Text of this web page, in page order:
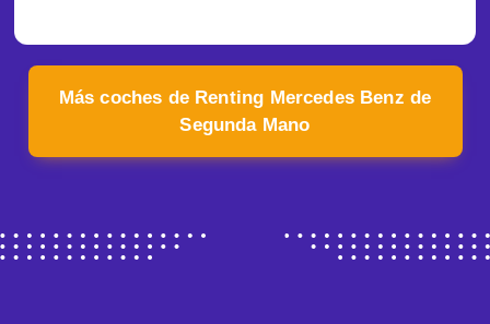
Más coches de Renting Mercedes Benz de
Segunda Mano